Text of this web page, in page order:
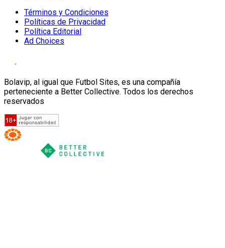
Términos y Condiciones
Políticas de Privacidad
Política Editorial
Ad Choices
Bolavip, al igual que Futbol Sites, es una compañía
perteneciente a Better Collective. Todos los derechos
reservados